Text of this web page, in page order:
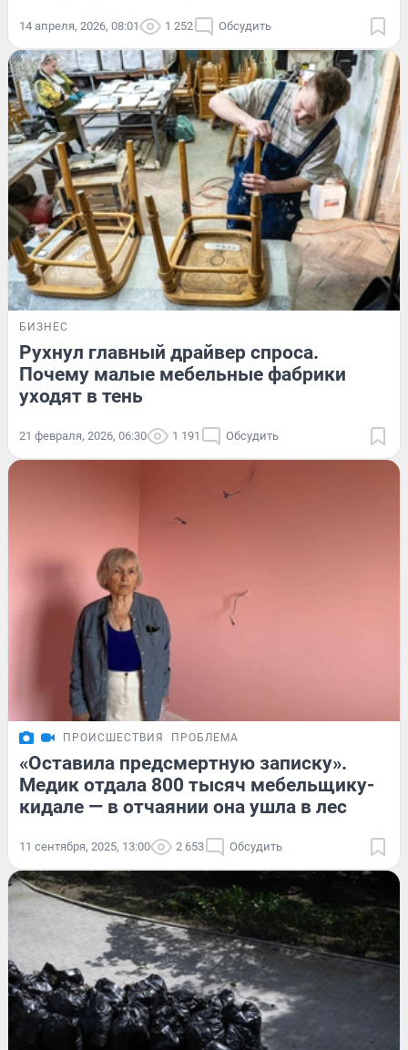
14 апреля, 2026, 08:01 1 252 Обсудить
БИЗНЕС
Рухнул главный драйвер спроса.
Почему малые мебельные фабрики
уходят в тень
21 февраля, 2026, 06:30 1 191 Обсудить
ПРОИСШЕСТВИЯ ПРОБЛЕМА
«Оставила предсмертную записку».
Медик отдала 800 тысяч мебельщику-
кидале — в отчаянии она ушла в лес
11 сентября, 2025, 13:00 2 653 Обсудить